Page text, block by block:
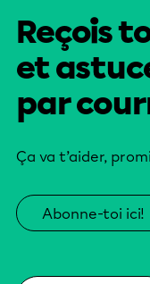
Reçois
et
par
Ça va t’aider,
Abonne-toi ici!